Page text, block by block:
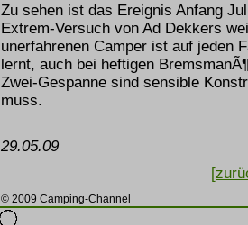
Zu sehen ist das Ereignis Anfang
Extrem-Versuch von Ad Dekkers
unerfahrenen Camper ist auf jeden
lernt, auch bei heftigen
Zwei-Gespanne sind sensible
muss.
29.05.09
© 2009 Camping-Channel